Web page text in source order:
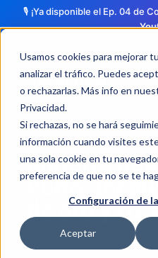
Usamos cookies para mejorar
analizar el tráfico. Puedes
o rechazarlas. Más info en
Privacidad.
Si rechazas, no se hará
información cuando visites
una sola cookie en tu
preferencia de que no se te
Configuración de
Aceptar
🎙️ ¡Ya disponible el Ep. 04 de
Minería
Puno:
de oro y
La región de Puno se